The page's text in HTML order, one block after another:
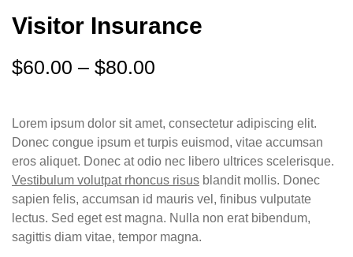
Visitor Insurance
$60.00 – $80.00
Lorem ipsum dolor sit amet, consectetur adipiscing elit.
Donec congue ipsum et turpis euismod, vitae accumsan
eros aliquet. Donec at odio nec libero ultrices scelerisque.
Vestibulum volutpat rhoncus risus blandit mollis. Donec
sapien felis, accumsan id mauris vel, finibus vulputate
lectus. Sed eget est magna. Nulla non erat bibendum,
sagittis diam vitae, tempor magna.